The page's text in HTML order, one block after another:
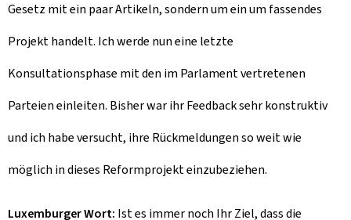
Gesetz mit ein paar Artikeln, sondern um ein um fassendes
Projekt handelt. Ich werde nun eine letzte
Konsultationsphase mit den im Parlament vertretenen
Parteien einleiten. Bisher war ihr Feedback sehr konstruktiv
und ich habe versucht, ihre Rückmeldungen so weit wie
möglich in dieses Reformprojekt einzubeziehen.
Luxemburger Wort: Ist es immer noch Ihr Ziel, dass die